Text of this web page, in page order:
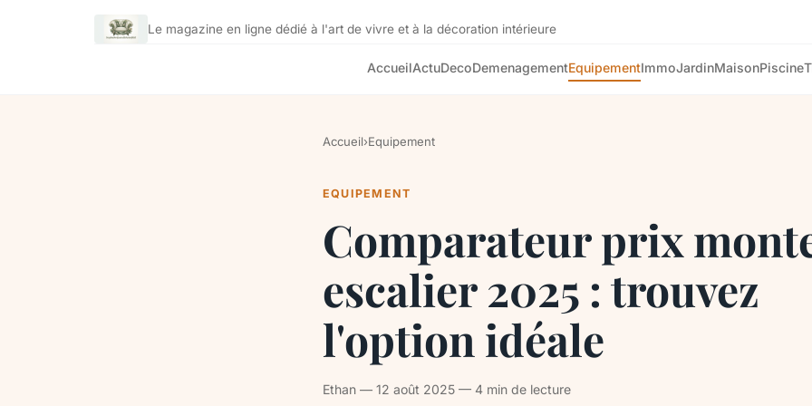
Le magazine en ligne dédié à l'art de vivre et à la décoration intérieure
AccueilActuDecoDemenagementEquipementImmoJardinMaisonPiscine
Accueil›Equipement
EQUIPEMENT
Comparateur prix
escalier 2025 : trouvez
l'option idéale
Ethan — 12 août 2025 — 4 min de lecture